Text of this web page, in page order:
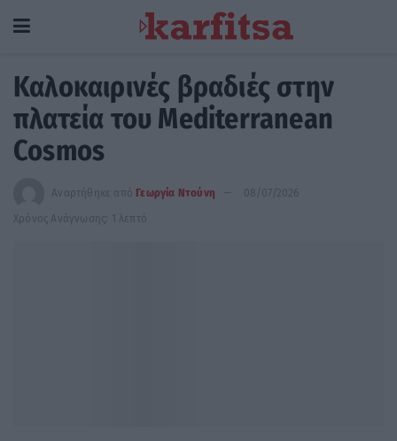
Καλοκαιρινές βραδιές στην
πλατεία του Mediterranean
Cosmos
Αναρτήθηκε από Γεωργία Ντούνη
08/07/2026
Χρόνος Ανάγνωσης: 1 λεπτό